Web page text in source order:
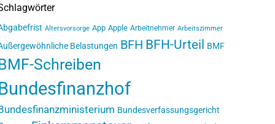
Altersvorsorge App Apple Arbeitnehmer Arbeitszimmer
Belastungen BFH BFH-Urteil BMF
Schreiben
Bundesverfassungsgericht